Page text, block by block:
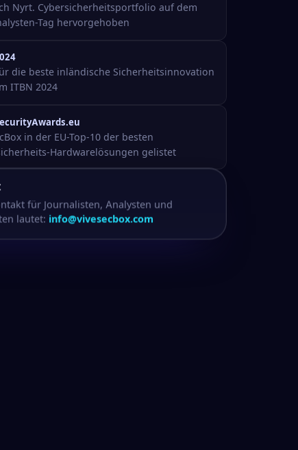
Nyrt. Cybersicherheitsportfolio auf dem
Tag hervorgehoben
die beste inländische Sicherheitsinnovation
ITBN 2024
in der EU-Top-10 der besten
Hardwarelösungen gelistet
für Journalisten, Analysten und
lautet: info@vivesecbox.com